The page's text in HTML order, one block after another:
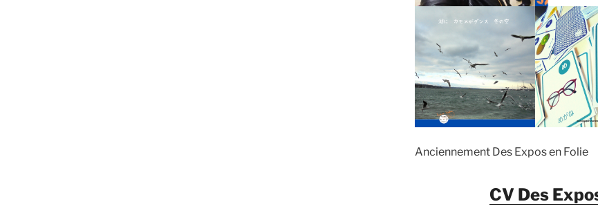
Anciennement Des Expos en Folie
CV Des